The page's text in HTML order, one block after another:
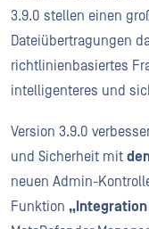
3.9.0 stellen einen
Dateiübertragungen
richtlinienbasiertes
intelligenteres und
Version 3.9.0
und Sicherheit mit
neuen Admin-
Funktion